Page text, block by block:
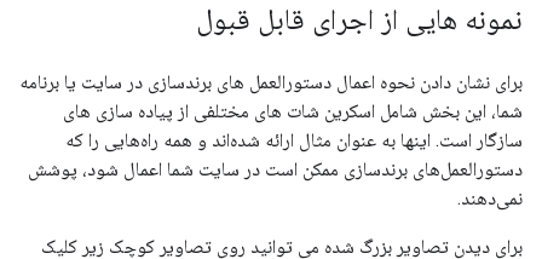
نمونه هایی از اجرای قابل قبول
برای نشان دادن نحوه اعمال دستورالعمل های برندسازی در سایت یا برنامه
شما، این بخش شامل اسکرین شات های مختلفی از پیاده سازی های
سازگار است. اینها به عنوان مثال ارائه شده‌اند و همه راه‌هایی را که
دستورالعمل‌های برندسازی ممکن است در سایت شما اعمال شود، پوشش
نمی‌دهند.
برای دیدن تصاویر بزرگ شده می توانید روی تصاویر کوچک زیر کلیک